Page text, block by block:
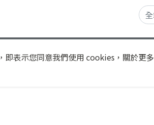
即表示您同意我們使用 cookies，關於更多